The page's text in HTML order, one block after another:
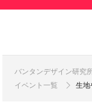
バンタンデザイン研究
イベント一覧
生地